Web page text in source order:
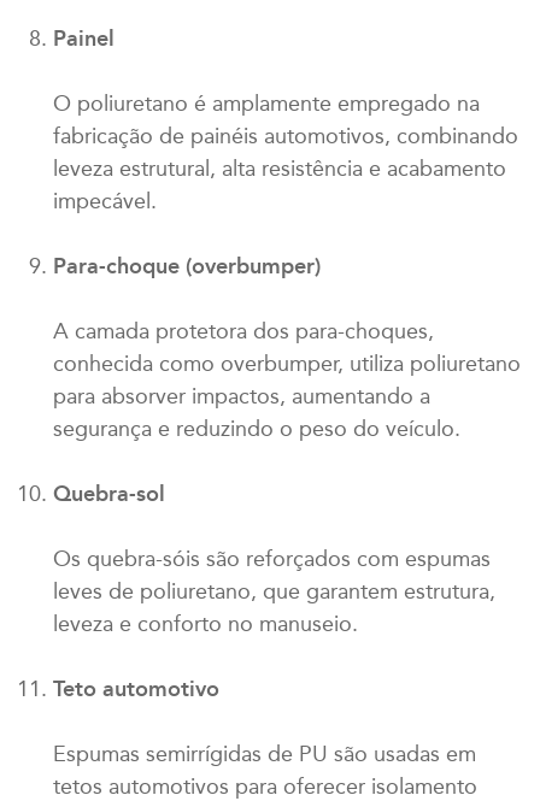
Painel
O poliuretano é amplamente empregado na
fabricação de painéis automotivos, combinando
leveza estrutural, alta resistência e acabamento
impecável.
Para-choque (overbumper)
A camada protetora dos para-choques,
conhecida como overbumper, utiliza poliuretano
para absorver impactos, aumentando a
segurança e reduzindo o peso do veículo.
Quebra-sol
Os quebra-sóis são reforçados com espumas
leves de poliuretano, que garantem estrutura,
leveza e conforto no manuseio.
Teto automotivo
Espumas semirrígidas de PU são usadas em
tetos automotivos para oferecer isolamento